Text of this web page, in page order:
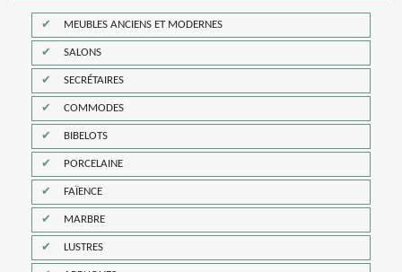
MEUBLES ANCIENS ET MODERNES
SALONS
SECRÉTAIRES
COMMODES
BIBELOTS
PORCELAINE
FAÏENCE
MARBRE
LUSTRES